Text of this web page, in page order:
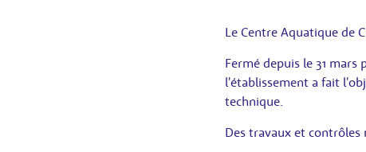
Le Centre Aquatique de
Fermé depuis le 31
l'établissement a fait
technique.
Des travaux et